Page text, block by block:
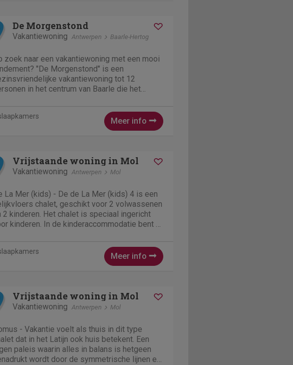
De Morgenstond
Vakantiewoning Antwerpen Baarle-Hertog
zoek naar een vakantiewoning met een mooi
"De Morgenstond" is een
vakantiewoning tot 12
in het centrum van Baarle die het
van de werkelijke inkomsten van 2025...
Meer info
Vrijstaande woning in Mol
Vakantiewoning Antwerpen Mol
La Mer (kids) - De de La Mer (kids) 4 is een
chalet, geschikt voor 2 volwassenen
2 kinderen. Het chalet is speciaal ingericht
kinderen. In de kinderaccommodatie bent u
met...
Meer info
Vrijstaande woning in Mol
Vakantiewoning Antwerpen Mol
- Vakantie voelt als thuis in dit type
dat in het Latijn ook huis betekent. Een
paleis waarin alles in balans is hetgeen
wordt door de symmetrische lijnen en